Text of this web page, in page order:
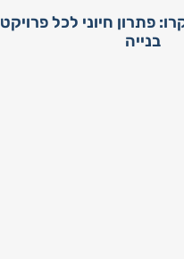
פתרון חיוני לכל פרויקט
בנייה